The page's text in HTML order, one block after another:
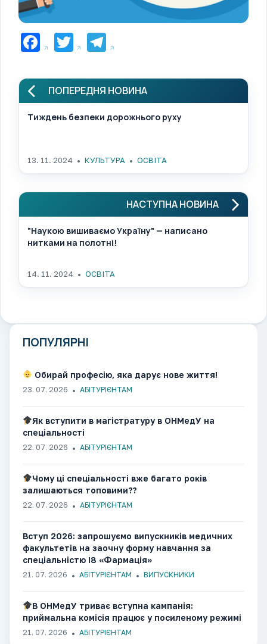
Facebook
TwitterTelegram
ПОПЕРЕДНЯ НОВИНА
Тиждень безпеки дорожнього руху
13. 11. 2024 КУЛЬТУРА ОСВІТА
НАСТУПНА НОВИНА
"Наукою вишиваємо Україну" — написано
нитками на полотні!
14. 11. 2024 ОСВІТА
ПОПУЛЯРНІ
Обирай професію, яка дарує нове життя!
23. 07. 2026 АБІТУРІЄНТАМ
Як вступити в магістратуру в ОНМедУ на
спеціальності
22. 07. 2026 АБІТУРІЄНТАМ
Чому ці спеціальності вже багато років
залишаються топовими??
22. 07. 2026 АБІТУРІЄНТАМ
Вступ 2026: запрошуємо випускників медичних
факультетів на заочну форму навчання за
спеціальністю І8 «Фармація»
21. 07. 2026 АБІТУРІЄНТАМ ВИПУСКНИКИ
В ОНМедУ триває вступна кампанія:
приймальна комісія працює у посиленому режимі
21. 07. 2026 АБІТУРІЄНТАМ